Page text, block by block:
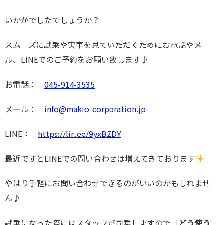
いかがでしたでしょうか？
スムーズに試乗や実車を見ていただくためにお電話やメー
ル、LINEでのご予約をお願い致します♪
お電話： 045-914-3535
メール： info@makio-corporation.jp
LINE： https://lin.ee/9yxBZDY
最近ですとLINEでの問い合わせは増えてきております
やはり手軽にお問い合わせできるのがいいのかもしれませ
ん♪